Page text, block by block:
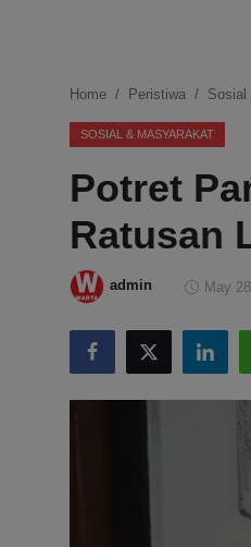
Ekonomi
Internasional
Teknologi
Hiburan
Kesehatan
Home Peristiwa Sosial
SOSIAL & MASYARAKAT
Potret
Ratusan
admin May